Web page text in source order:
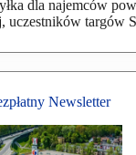
dla najemców
uczestników targów
Newsletter